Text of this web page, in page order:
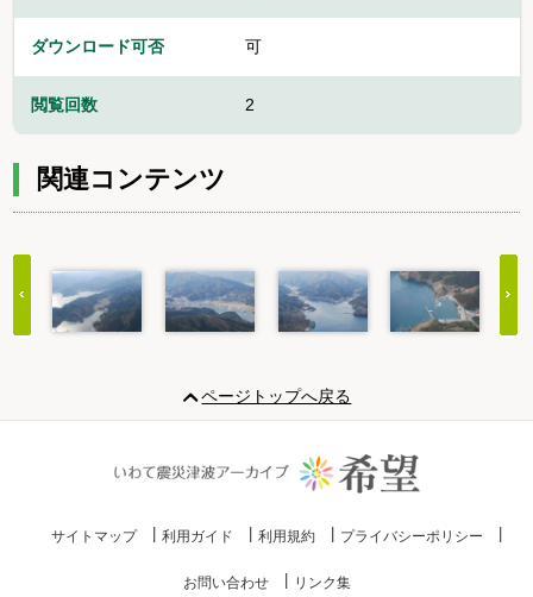
ダウンロード可否 可
閲覧回数 2
関連コンテンツ
20
ページトップへ戻る
サイトマップ 利用ガイド 利用規約 プライバシーポリシー
お問い合わせ リンク集